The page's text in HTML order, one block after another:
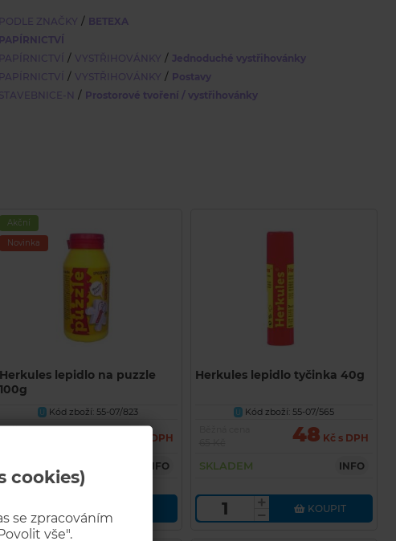
cookies)
se zpracováním
vše".
PODLE ZNAČKY / BETEXA
PAPÍRNICTVÍ
PAPÍRNICTVÍ / VYSTŘIHOVÁNKY / Jednoduché vystřihovánky
PAPÍRNICTVÍ / VYSTŘIHOVÁNKY / Postavy
STAVEBNICE-N / Prostorové tvoření / vystřihovánky
Akční
Novinka
Herkules lepidlo na puzzle
100g
U
Kód zboží: 55-07/823
Běžná cena
47 Kč s DPH
INFO
Herkules lepidlo tyčinka 40g
U Kód zboží: 55-07/565
48 Kč s DPH
SKLADEM INFO
KOUPIT